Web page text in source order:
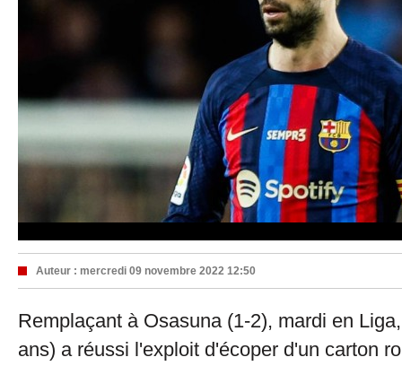
Auteur : mercredi 09 novembre 2022 12:50
Remplaçant à Osasuna (1-2), mardi en
ans) a réussi l'exploit d'écoper d'un carton